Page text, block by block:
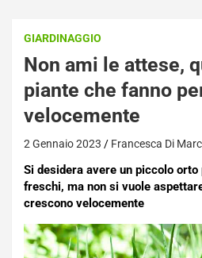
GIARDINAGGIO
Non ami le attese,
piante che fanno
velocemente
2 Gennaio 2023 Francesca Di
Si desidera avere un piccolo
freschi, ma non si vuole
crescono velocemente